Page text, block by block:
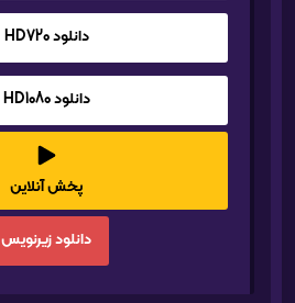
دانلود HD720
دانلود HD1080
پخش آنلاین
دانلود زیرنویس